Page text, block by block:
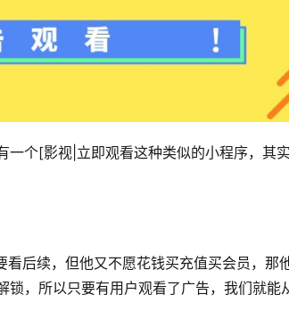
一个[影视|立即观看这种类似的小程序，其
后续，但他又不愿花钱买充值买会员，那
，所以只要有用户观看了广告，我们就能